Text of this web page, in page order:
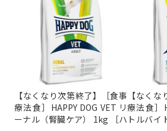
【なくなり次第終了】［食事
療法食］HAPPY DOG VET リ
ーナル（腎臓ケア） 1kg ［ハ
【なく
療法食］
トルバイ